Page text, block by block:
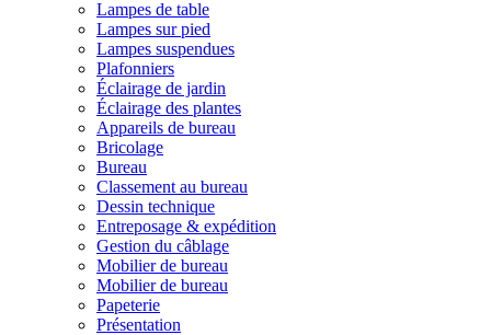
Lampes de table
Lampes sur pied
Lampes suspendues
Plafonniers
Éclairage de jardin
Éclairage des plantes
Appareils de bureau
Bricolage
Bureau
Classement au bureau
Dessin technique
Entreposage & expédition
Gestion du câblage
Mobilier de bureau
Mobilier de bureau
Papeterie
Présentation